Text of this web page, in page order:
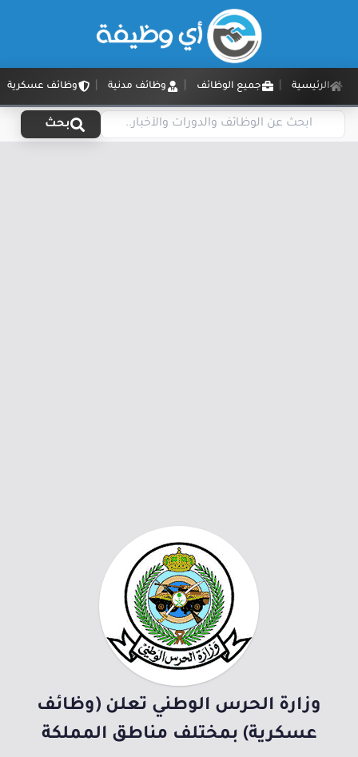
الرئيسية جميع الوظائف وظائف مدنية وظائف عسكرية
بحث
وزارة الحرس الوطني تعلن (وظائف
عسكرية) بمختلف مناطق المملكة